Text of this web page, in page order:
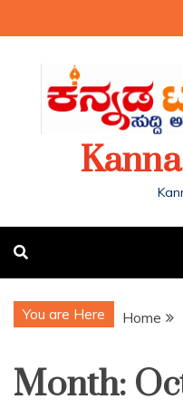
You are Here Home
Month: